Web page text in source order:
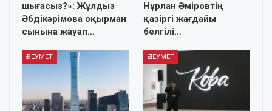
шығасыз?»: Жұлдыз
Әбдікәрімова оқырман
сынына жауап…
Нұрлан Әміровтің
қазіргі жағдайы
белгілі…
ӘЛЕУМЕТ ӘЛЕУМЕТ